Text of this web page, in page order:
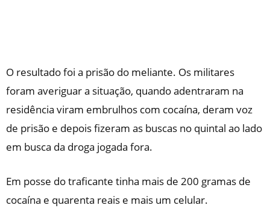
O resultado foi a prisão do meliante. Os militares
foram averiguar a situação, quando adentraram na
residência viram embrulhos com cocaína, deram voz
de prisão e depois fizeram as buscas no quintal ao lado
em busca da droga jogada fora.
Em posse do traficante tinha mais de 200 gramas de
cocaína e quarenta reais e mais um celular.